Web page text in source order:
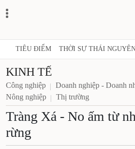
TIÊU ĐIỂM THỜI SỰ THÁI
KINH TẾ
Công nghiệp Doanh nghiệp - Doanh
Nông nghiệp
Thị trường
Tràng Xá - No ấm từ
rừng